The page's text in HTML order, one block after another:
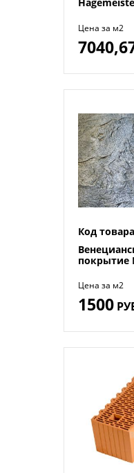
Цена за м2
Код
покрытие
Цена за м2
1500